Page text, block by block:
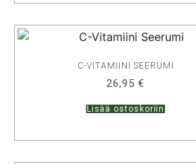
C-VITAMIINI SEERUMI
26,95 €
Lisää ostoskoriin